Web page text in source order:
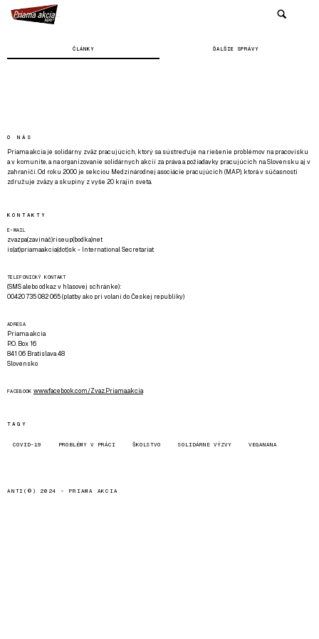
ČLÁNKY ĎALŠIE SPRÁVY
O NÁS
Priama akcia je solidárny zväz pracujúcich, ktorý sa sústreďuje na riešenie problémov na pracovisku
a v komunite, a na organizovanie solidárnych akcií za práva a požiadavky pracujúcich na Slovensku aj v
zahraničí. Od roku 2000 je sekciou Medzinárodnej asociácie pracujúcich (MAP), ktorá v súčasnosti
združuje zväzy a skupiny z vyše 20 krajín sveta.
KONTAKTY
E-MAIL
zvazpa(zavináč)riseup(bodka)net
is(at)priamaakcia(dot)sk - International Secretariat
TELEFONICKÝ KONTAKT
(SMS alebo odkaz v hlasovej schránke):
00420 735 082 065 (platby ako pri volaní do Českej republiky)
ADRESA
Priama akcia
P.O. Box 16
841 06 Bratislava 48
Slovensko
FACEBOOK www.facebook.com/Zvaz.Priama.akcia
TAGY
COVID-19 PROBLÉMY V PRÁCI ŠKOLSTVO SOLIDÁRNE VÝZVY VEGANANA
ANTI(©) 2024 - PRIAMA AKCIA